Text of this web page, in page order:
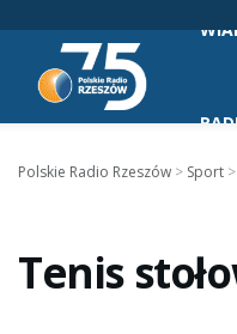
Polskie Radio Rzeszów > Sport >
Tenis